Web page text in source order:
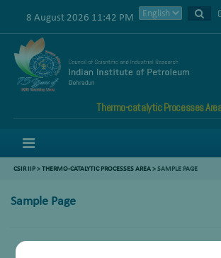
8 August 2026 11:42 PM
Thermo-catalytic Processes
CSIR IIP>THERMO-CATALYTIC PROCESSES AREA>SAMPLE PAGE
Sample Page